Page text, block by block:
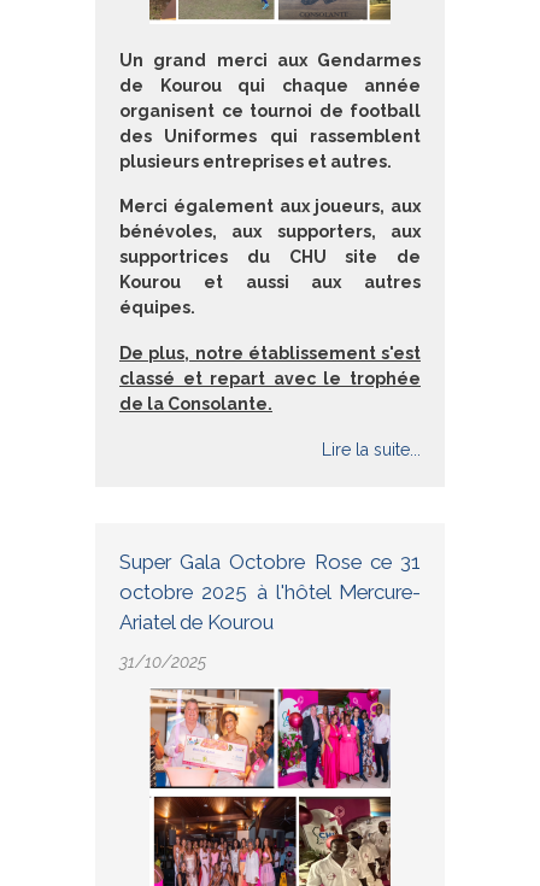
Un grand merci aux Gendarmes
de Kourou qui chaque année
organisent ce tournoi de football
des Uniformes qui rassemblent
plusieurs entreprises et autres.
Merci également aux joueurs, aux
bénévoles, aux supporters, aux
supportrices du CHU site de
Kourou et aussi aux autres
équipes.
De plus, notre établissement s'est
classé et repart avec le trophée
de la Consolante.
Lire la suite...
Super Gala Octobre Rose ce 31
octobre 2025 à l'hôtel Mercure-
Ariatel de Kourou
31/10/2025